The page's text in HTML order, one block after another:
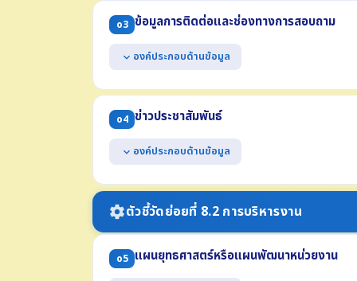
ด้วย
(1) ชื่อ-นามสกุล ตำแหน่ง (2) รูปถ่าย (3) ช่องทางการ
o3 ข้อมูลการติดต่อและช่องทางการสอบถาม
expand_more องค์ประกอบด้านข้อมูล
แสดงข้อมูลการติดต่อของหน่วยงาน อย่างน้อยประก
(1) ที่อยู่สำนักงาน (2) หมายเลขโทรศัพท์ (3) หมายเลขโ
(4) ที่อยู่ไปรษณีย์อิเล็กทรอนิกส์ (5) แผนที่ตั้ง
แสดงช่องทางการสอบถามข้อมูลออนไลน์ของหน่วยง
o4 ข่าวประชาสัมพันธ์
expand_more องค์ประกอบด้านข้อมูล
แสดงข้อมูลข่าวสารต่างๆ ที่เกี่ยวข้องกับการดำเนินง
เป็นข้อมูลข่าวสารที่เกิดขึ้นในปี พ.ศ. 2569
settingsตัวชี้วัดย่อยที่ 8.2 การบริหารงาน
o5 แผนยุทธศาสตร์หรือแผนพัฒนาหน่วยงาน